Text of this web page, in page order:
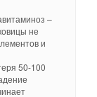
–
не
и
50-100